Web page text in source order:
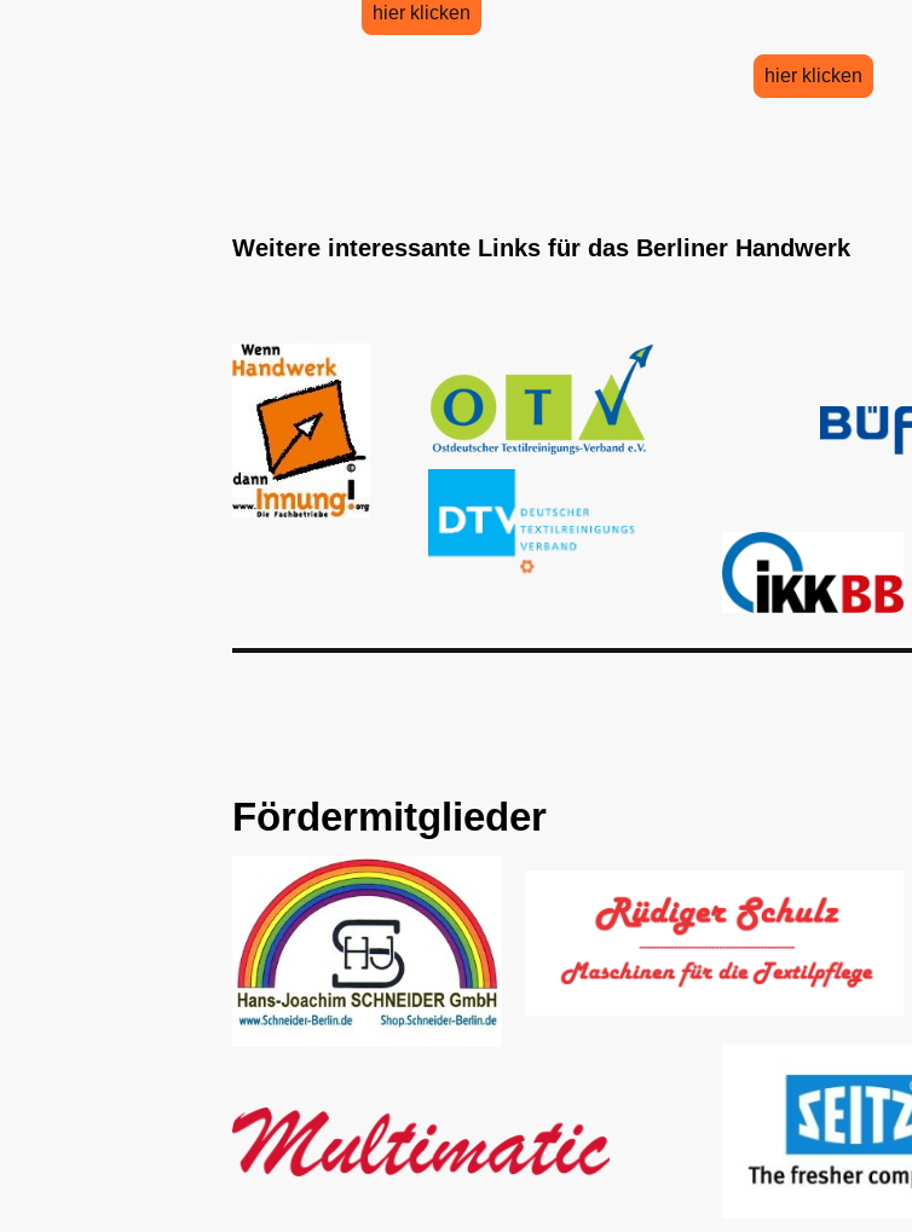
hier klicken
hier klicken
Weitere interessante Links für das Berliner Handwerk
Fördermitglieder